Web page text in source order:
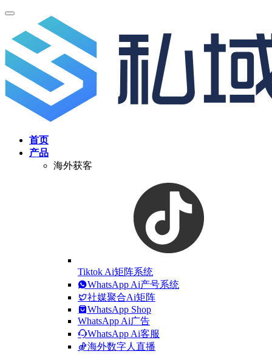
首页
产品
海外获客
Tiktok Ai矩阵系统
WhatsApp Ai产号系统
社媒聚合Ai矩阵
WhatsApp Shop
WhatsApp Ai广告
WhatsApp Ai客服
海外数字人直播